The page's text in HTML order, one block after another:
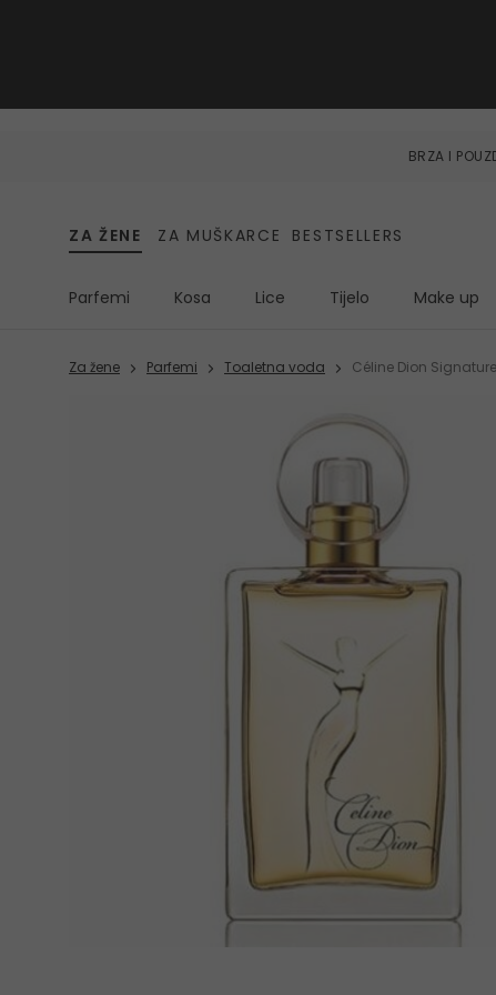
BRZA I
ZA ŽENE ZA MUŠKARCE BESTSELLERS
Parfemi Kosa Lice Tijelo Make up
Za žene Parfemi Toaletna voda Céline Dion Signature